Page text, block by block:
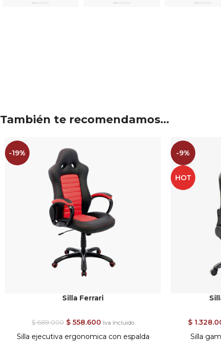
También te recomendamos…
-19%
Silla Ferrari
$689.000 $ 558.600 Iva Incluido
Silla ejecutiva ergonomica con espalda
-9%
HOT
$
Silla